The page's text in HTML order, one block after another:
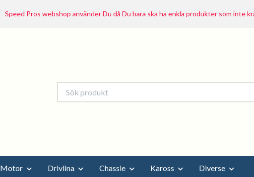
Speed Pros webshop använder Du då Du bara ska ha enkla produkter som inte
Motor Drivlina Chassie Kaross Diverse